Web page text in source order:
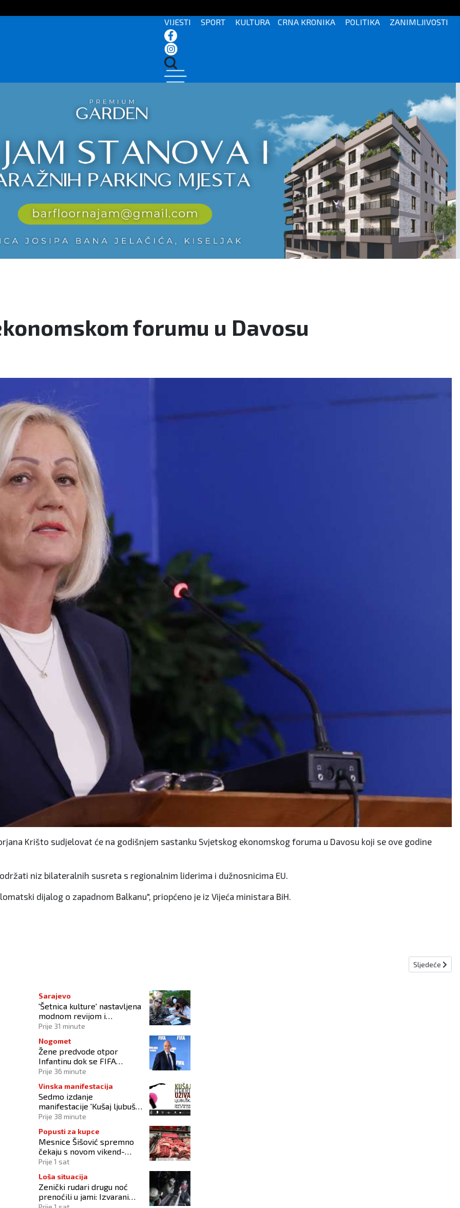
VIJESTI SPORT KULTURA CRNA KRONIKA POLITIKA ZANIMLJIVOSTI
forumu u Davosu
Krišto sudjelovat će na godišnjem sastanku Svjetskog ekonomskog foruma u Davosu koji se ove godine
niz bilateralnih susreta s regionalnim liderima i dužnosnicima EU.
dijalog o zapadnom Balkanu", priopćeno je iz Vijeća ministara BiH.
vanrednoj sjednici 28. siječnja Sljedeći
Sljedeće
Sarajevo
'Šetnica kulture' nastavljena
modnom revijom i
predstavljanjem kozmetike
Prije 31 minute
Nogomet
Žene predvode otpor
Infantinu dok se FIFA
suočava s krizom
Prije 36 minute
Vinska manifestacija
Sedmo izdanje
manifestacije 'Kušaj ljubuška
vina' donosi vrhunska vina,
Prije 38 minute
Popusti za kupce
Mesnice Šišović spremno
čekaju s novom vikend-
akcijom!
Prije 1 sat
Loša situacija
Zenički rudari drugu noć
prenoćili u jami: Izvarani